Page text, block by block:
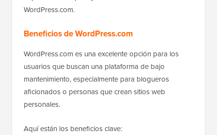
WordPress.com.
Beneficios de WordPress.com
WordPress.com es una excelente opción para los
usuarios que buscan una plataforma de bajo
mantenimiento, especialmente para blogueros
aficionados o personas que crean sitios web
personales.
Aquí están los beneficios clave: